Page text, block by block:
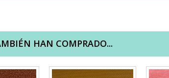
HAN COMPRADO...